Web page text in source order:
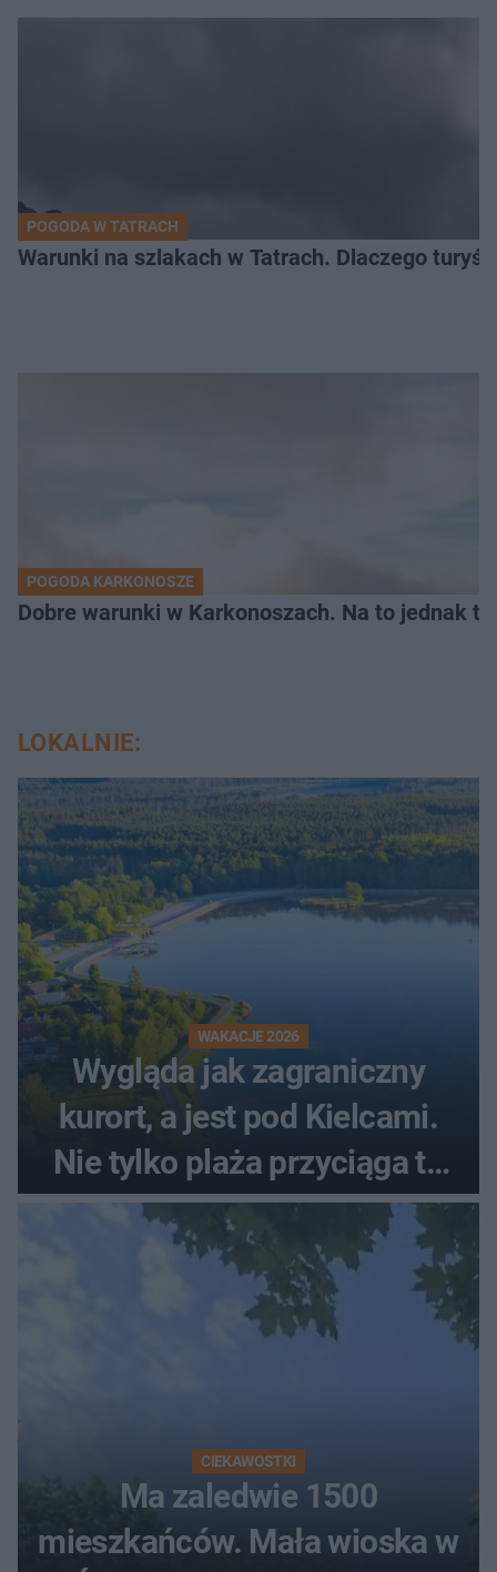
POGODA W TATRACH
Warunki na szlakach w Tatrach. Dlaczego
POGODA KARKONOSZE
Dobre warunki w Karkonoszach. Na to jednak
LOKALNIE:
WAKACJE 2026
Wygląda jak zagraniczny
kurort, a jest pod Kielcami.
Nie tylko plaża przyciąga tu
ludzi
CIEKAWOSTKI
Ma zaledwie 1500
mieszkańców. Mała wioska w